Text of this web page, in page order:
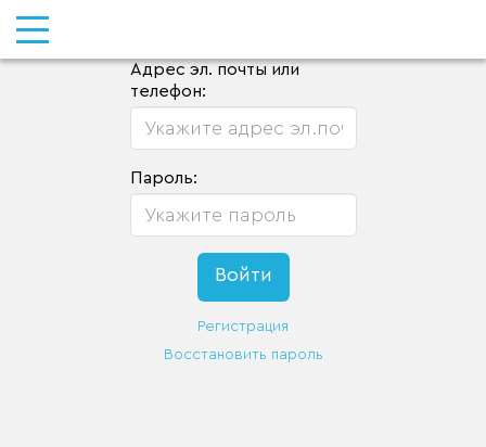
Адрес эл. почты или
телефон:
Пароль:
Регистрация
Восстановить пароль